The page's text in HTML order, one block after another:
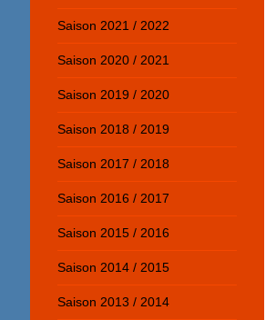
Saison 2021 / 2022
Saison 2020 / 2021
Saison 2019 / 2020
Saison 2018 / 2019
Saison 2017 / 2018
Saison 2016 / 2017
Saison 2015 / 2016
Saison 2014 / 2015
Saison 2013 / 2014